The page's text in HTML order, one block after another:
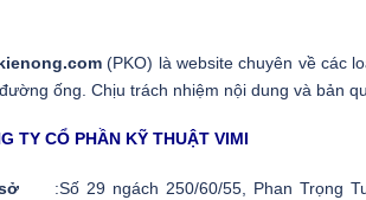
(PKO) là website chuyên về các
ống. Chịu trách nhiệm nội dung và bản
TY CỔ PHẦN KỸ THUẬT VIMI
sở :Số 29 ngách 250/60/55, Phan Trọng